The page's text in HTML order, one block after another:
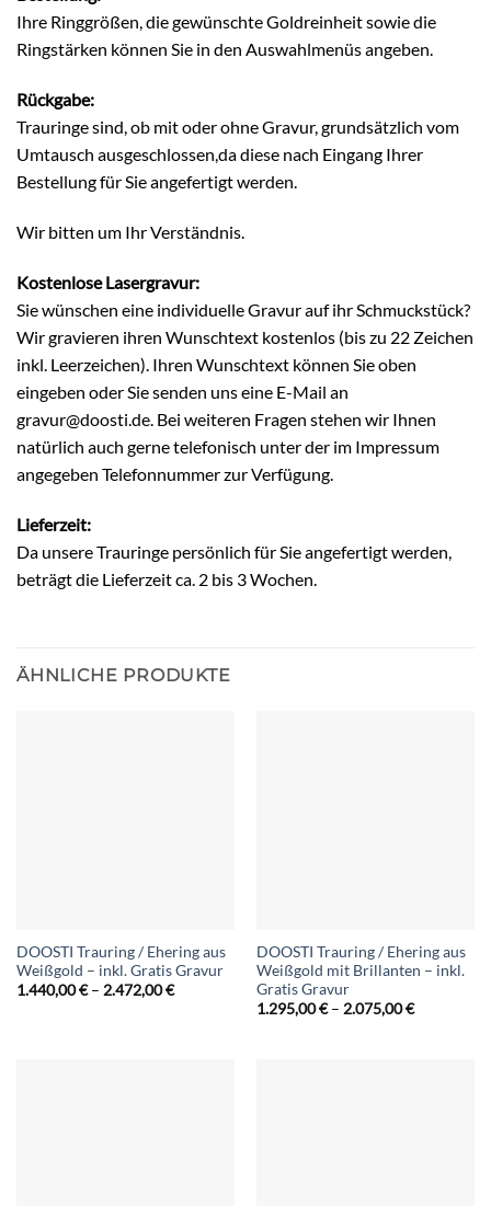
Ihre Ringgrößen, die gewünschte Goldreinheit sowie die
Ringstärken können Sie in den Auswahlmenüs angeben.
Rückgabe:
Trauringe sind, ob mit oder ohne Gravur, grundsätzlich vom
Umtausch ausgeschlossen,da diese nach Eingang Ihrer
Bestellung für Sie angefertigt werden.
Wir bitten um Ihr Verständnis.
Kostenlose Lasergravur:
Sie wünschen eine individuelle Gravur auf ihr Schmuckstück?
Wir gravieren ihren Wunschtext kostenlos (bis zu 22 Zeichen
inkl. Leerzeichen). Ihren Wunschtext können Sie oben
eingeben oder Sie senden uns eine E-Mail an
gravur@doosti.de. Bei weiteren Fragen stehen wir Ihnen
natürlich auch gerne telefonisch unter der im Impressum
angegeben Telefonnummer zur Verfügung.
Lieferzeit:
Da unsere Trauringe persönlich für Sie angefertigt werden,
beträgt die Lieferzeit ca. 2 bis 3 Wochen.
ÄHNLICHE PRODUKTE
DOOSTI Trauring / Ehering aus
Weißgold – inkl. Gratis Gravur
1.440,00€ – 2.472,00€Preisspanne:
DOOSTI Trauring / Ehering aus
Weißgold mit Brillanten – inkl.
Gratis Gravur
1.295,00€ – 2.075,00€